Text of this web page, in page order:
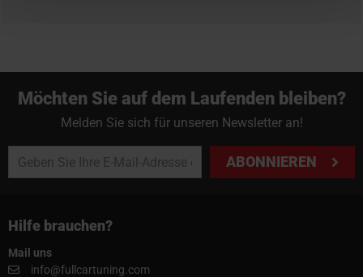
Möchten Sie auf dem Laufenden bleiben?
Melden Sie sich für unseren Newsletter an!
ABONNIEREN
Hilfe brauchen?
Mail uns
info@fullcartuning.com